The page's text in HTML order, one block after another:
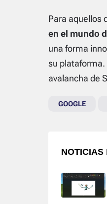
Para aquellos
en el mundo
una forma
su plataforma.
avalancha de
GOOGLE
NOTICIAS